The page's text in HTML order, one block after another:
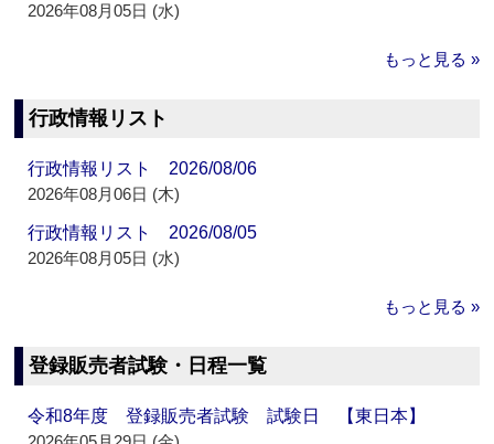
2026年08月05日 (水)
もっと見る »
行政情報リスト
行政情報リスト 2026/08/06
2026年08月06日 (木)
行政情報リスト 2026/08/05
2026年08月05日 (水)
もっと見る »
登録販売者試験・日程一覧
令和8年度 登録販売者試験 試験日 【東日本】